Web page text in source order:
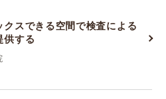
クスできる空間で検査による
供する